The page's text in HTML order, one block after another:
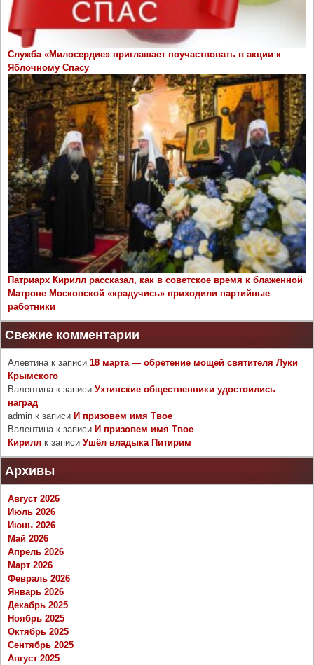
Служба «Милосердие» приглашает поучаствовать в акции к
Яблочному Спасу
Патриарх Кирилл рассказал, как в советское время к блаженной
Матроне Московской «крадучись» приходили партийные
работники
Свежие комментарии
Алевтина к записи 18 марта — обретение мощей святителя Луки
Крымского
Валентина к записи Ухтинские общественники удостоились
наград
admin к записи И призовем имя Твое
Валентина к записи И призовем имя Твое
Кирилл к записи Ушёл владыка Питирим
Архивы
Август 2026
Июль 2026
Июнь 2026
Май 2026
Апрель 2026
Март 2026
Февраль 2026
Январь 2026
Декабрь 2025
Ноябрь 2025
Октябрь 2025
Сентябрь 2025
Август 2025